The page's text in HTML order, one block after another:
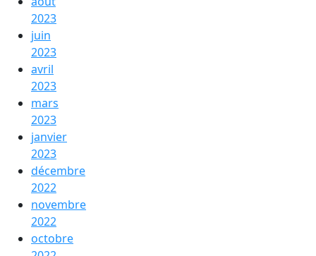
2023
juin
2023
avril
2023
mars
2023
janvier
2023
décembre
2022
novembre
2022
octobre